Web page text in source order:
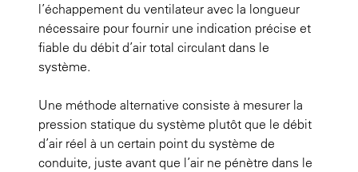
l’échappement du ventilateur avec la longueur
nécessaire pour fournir une indication précise et
fiable du débit d’air total circulant dans le
système.
Une méthode alternative consiste à mesurer la
pression statique du système plutôt que le débit
d’air réel à un certain point du système de
conduite, juste avant que l’air ne pénètre dans le